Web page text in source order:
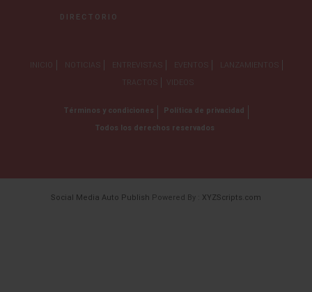
DIRECTORIO
INICIO NOTICIAS ENTREVISTAS EVENTOS
LANZAMIENTOS
TRACTOS
VIDEOS
Términos y condiciones
Política de privacidad
Todos los derechos reservados
Social Media Auto Publish Powered By : XYZScripts.com